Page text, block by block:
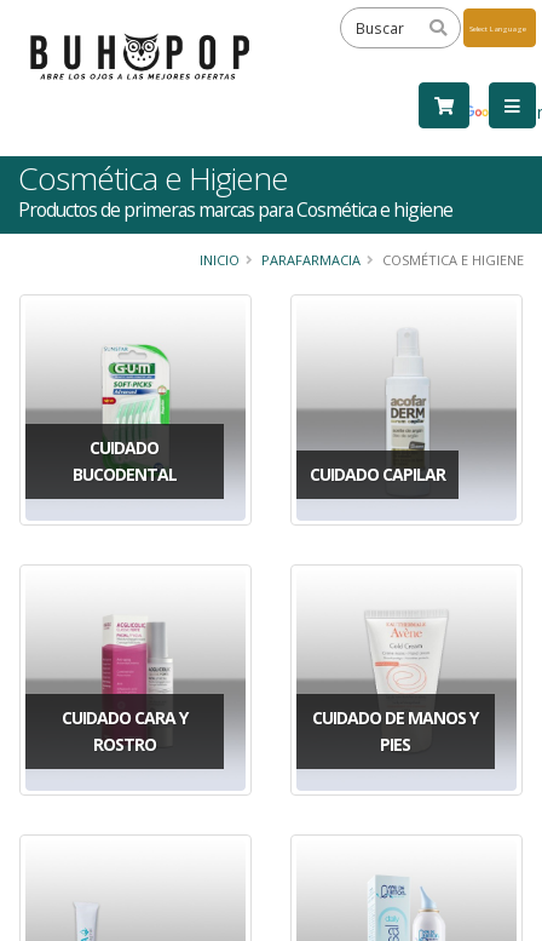
by
Cosmética e Higiene
Productos de primeras marcas para Cosmética e higiene
INICIO PARAFARMACIA COSMÉTICA E HIGIENE
CUIDADO
BUCODENTAL
CUIDADO CAPILAR
CUIDADO CARA Y
ROSTRO
CUIDADO DE MANOS Y
PIES